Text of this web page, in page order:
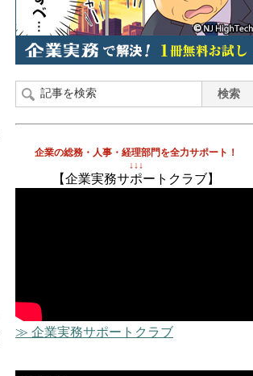
企業の総務・人事・経理部門を全力サポート！
↓↓↓
【企業実務サポートクラブ】
≫ 企業実務サポートクラブ